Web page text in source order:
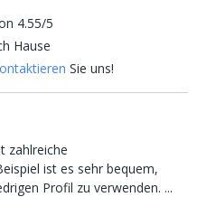
4.55/5
Hause
Sie uns!
zahlreiche
ist es sehr bequem,
Profil zu verwenden. ...